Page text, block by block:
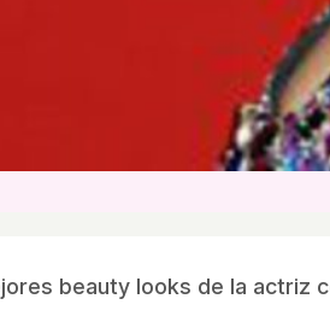
beauty looks de la actriz